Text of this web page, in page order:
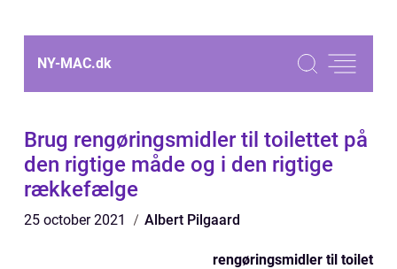
NY-MAC.dk
Brug rengøringsmidler til toilettet på
den rigtige måde og i den rigtige
rækkefælge
25 october 2021 Albert Pilgaard
rengøringsmidler til toilet